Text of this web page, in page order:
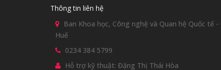
Thông tin liên hệ
Ban Khoa học, Công nghệ và Quan hệ Quốc tế
Huế
0234 384 5799
Hỗ trợ kỹ thuật: Đặng Thị Thái Hòa